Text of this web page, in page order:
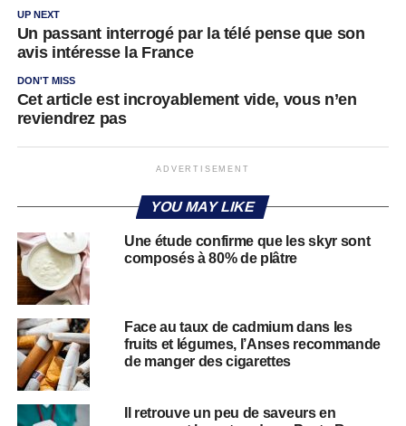
UP NEXT
Un passant interrogé par la télé pense que son
avis intéresse la France
DON'T MISS
Cet article est incroyablement vide, vous n’en
reviendrez pas
ADVERTISEMENT
YOU MAY LIKE
Une étude confirme que les skyr sont
composés à 80% de plâtre
Face au taux de cadmium dans les
fruits et légumes, l’Anses recommande
de manger des cigarettes
Il retrouve un peu de saveurs en